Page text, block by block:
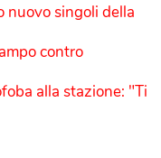
nuovo singoli della
contro
alla stazione: "Ti